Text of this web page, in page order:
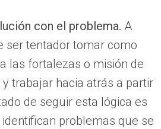
con el problema. A
ser tentador tomar como
las fortalezas o misión de
trabajar hacia atrás a partir
de seguir esta lógica es
problemas que se